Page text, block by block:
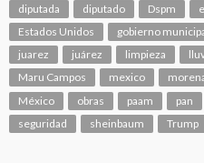
diputada
diputado Dspm
Estados Unidos
gobierno
juarez
juárez limpieza
Maru Campos
mexico
México
obras paam pan
seguridad
sheinbaum Trump